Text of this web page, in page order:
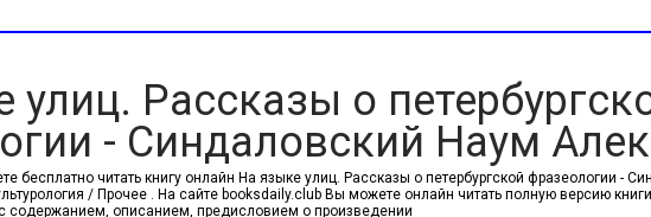
улиц. Рассказы о
- Синдаловский Наум
бесплатно читать книгу онлайн На языке улиц. Рассказы о петербургской фразеологии -
/ Прочее . На сайте booksdaily.club Вы можете онлайн читать полную версию
содержанием, описанием, предисловием о произведении